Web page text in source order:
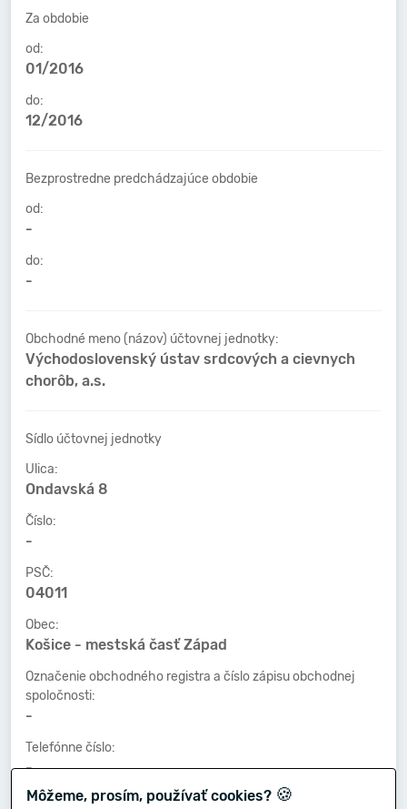
Za obdobie
od:
01/2016
do:
12/2016
Bezprostredne predchádzajúce obdobie
od:
-
do:
-
Obchodné meno (názov) účtovnej jednotky:
Východoslovenský ústav srdcových a cievnych
chorôb, a.s.
Sídlo účtovnej jednotky
Ulica:
Ondavská 8
Číslo:
-
PSČ:
04011
Obec:
Košice - mestská časť Západ
Označenie obchodného registra a číslo zápisu obchodnej
spoločnosti:
-
Telefónne číslo:
-
Faxové číslo:
Môžeme, prosím, používať cookies? 🍪